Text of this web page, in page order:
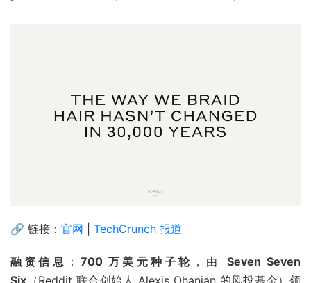
🔗 链接： 官网 TechCrunch 报道
融资信息 ： 700 万美元种子轮 ，由 Seven Seven